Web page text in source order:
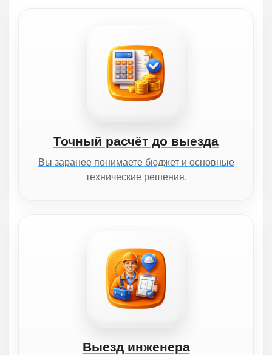
Точный расчёт до выезда
Вы заранее понимаете бюджет и основные
технические решения.
Выезд инженера